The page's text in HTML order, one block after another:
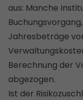
aus: Manche
Jahresbeträge
Berechnung der
abgezogen.
Ist der